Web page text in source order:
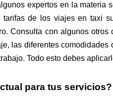
expertos en la materia
tarifas de los viajes en taxi
Consulta con algunos otros
las diferentes comodidades
Todo esto debes
para tus servicios?